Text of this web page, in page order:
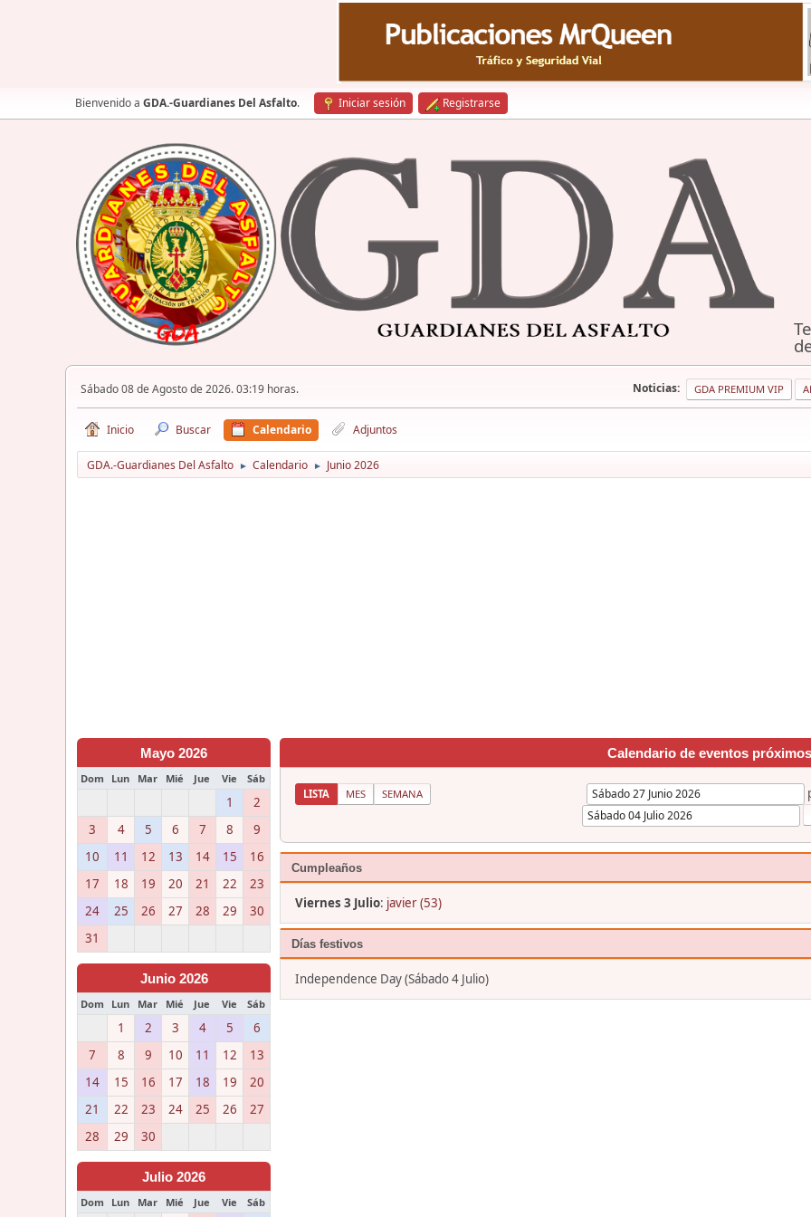
Bienvenido a GDA.-Guardianes Del Asfalto. Iniciar sesión Registrarse
Sábado 08 de Agosto de 2026. 03:19 horas. Noticias: GDA PREMIUM VIP
Inicio Buscar Calendario Adjuntos
GDA.-Guardianes Del Asfalto ► Calendario ► Junio 2026
Mayo 2026
Dom Lun Mar Mié Jue Vie Sáb
1
2
3
4 5 6 7 8
9
10
11 12 13 14 15
16
17
18 19 20 21 22
23
24
25 26 27 28 29
30
31
Junio 2026
Dom Lun Mar Mié Jue Vie Sáb
1 2 3 4 5
6
7
8 9 10 11 12
13
14
15 16 17 18 19
20
21
22 23 24 25 26
27
28
29 30
Julio 2026
Dom Lun Mar Mié Jue Vie Sáb
Calendario de eventos próximos
LISTA MES SEMANA
Cumpleaños
Viernes 3 Julio: javier (53)
Días festivos
Independence Day (Sábado 4 Julio)